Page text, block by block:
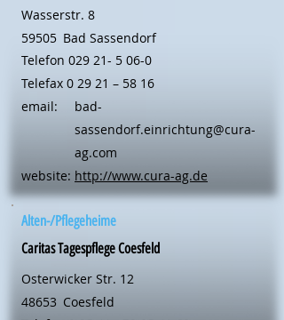
Wasserstr. 8
59505 Bad Sassendorf
Telefon 029 21- 5 06-0
Telefax 0 29 21 – 58 16
email:
website:
bad-
sassendorf.einrichtung@cura-
ag.com
http://www.cura-ag.de
Alten-/Pflegeheime
Caritas Tagespflege Coesfeld
Osterwicker Str. 12
48653 Coesfeld